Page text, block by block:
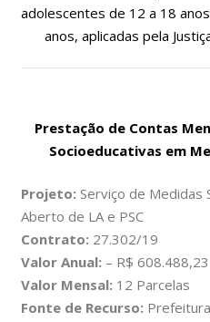
adolescentes de 12 a 18
anos, aplicadas pela
Prestação de Contas
Socioeducativas em
Projeto: Serviço de Medidas
Aberto de LA e PSC
Contrato: 27.302/19
Valor Anual: – R$ 608.488,23
Valor Mensal: 12 Parcelas
Fonte de Recurso: